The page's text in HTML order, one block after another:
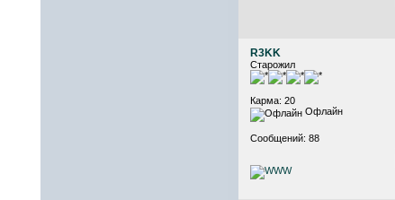
R3KK
Старожил
Карма: 20
Офлайн
Сообщений: 88